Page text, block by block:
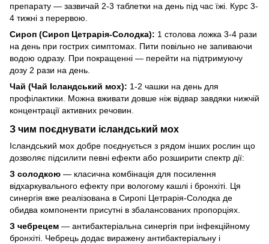
препарату — зазвичай 2-3 таблетки на день під час їжі. Курс 3-
4 тижні з перервою.
Сироп (Сироп Цетрарія-Солодка): 1 столова ложка 3-4 рази
на день при гострих симптомах. Пити повільно не запиваючи
водою одразу. При покращенні — перейти на підтримуючу
дозу 2 рази на день.
Чай (Чай Ісландський мох): 1-2 чашки на день для
профілактики. Можна вживати довше ніж відвар завдяки нижчій
концентрації активних речовин.
З чим поєднувати ісландський мох
Ісландський мох добре поєднується з рядом інших рослин що
дозволяє підсилити певні ефекти або розширити спектр дії:
З солодкою — класична комбінація для посилення
відхаркувального ефекту при вологому кашлі і бронхіті. Ця
синергія вже реалізована в Сиропі Цетрарія-Солодка де
обидва компоненти присутні в збалансованих пропорціях.
З чебрецем — антибактеріальна синергія при інфекційному
бронхіті. Чебрець додає виражену антибактеріальну і